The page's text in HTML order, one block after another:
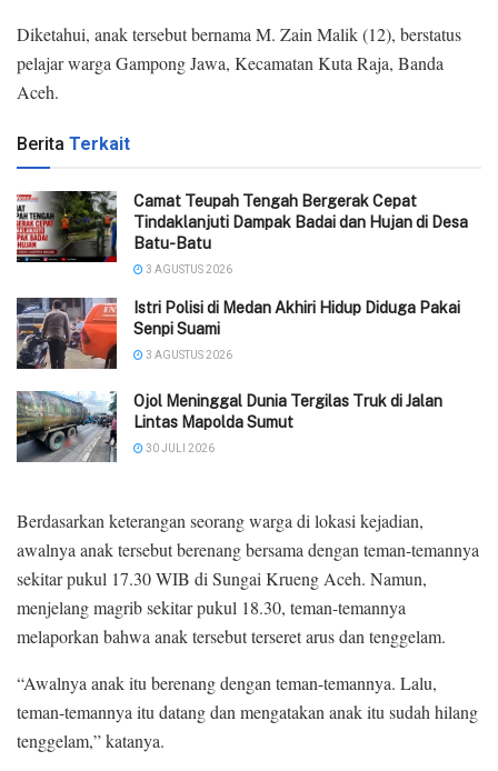
Diketahui, anak tersebut bernama M. Zain Malik (12), berstatus
pelajar warga Gampong Jawa, Kecamatan Kuta Raja, Banda
Aceh.
Berita Terkait
Camat Teupah Tengah Bergerak Cepat
Tindaklanjuti Dampak Badai dan Hujan di Desa
Batu-Batu
3 AGUSTUS 2026
‎Istri Polisi di Medan Akhiri Hidup Diduga Pakai
Senpi Suami
3 AGUSTUS 2026
Ojol Meninggal Dunia Tergilas Truk di Jalan
Lintas Mapolda Sumut
30 JULI 2026
Berdasarkan keterangan seorang warga di lokasi kejadian,
awalnya anak tersebut berenang bersama dengan teman-temannya
sekitar pukul 17.30 WIB di Sungai Krueng Aceh. Namun,
menjelang magrib sekitar pukul 18.30, teman-temannya
melaporkan bahwa anak tersebut terseret arus dan tenggelam.
“Awalnya anak itu berenang dengan teman-temannya. Lalu,
teman-temannya itu datang dan mengatakan anak itu sudah hilang
tenggelam,” katanya.